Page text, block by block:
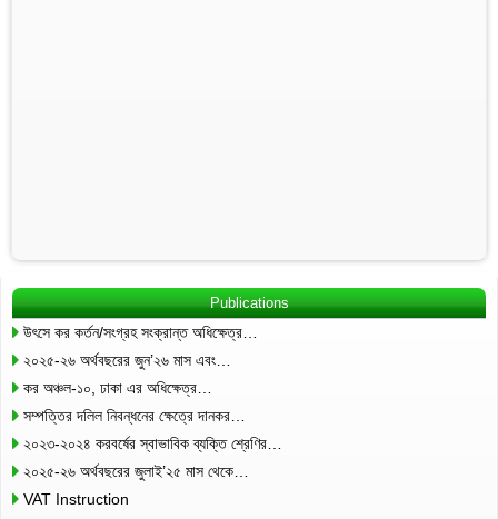
Publications
উৎসে কর কর্তন/সংগ্রহ সংক্রান্ত অধিক্ষেত্র…
২০২৫-২৬ অর্থবছরের জুন’২৬ মাস এবং…
কর অঞ্চল-১০, ঢাকা এর অধিক্ষেত্র…
সম্পত্তির দলিল নিবন্ধনের ক্ষেত্রে দানকর…
২০২৩-২০২৪ করবর্ষের স্বাভাবিক ব্যক্তি শ্রেণির…
২০২৫-২৬ অর্থবছরের জুলাই’২৫ মাস থেকে…
VAT Instruction